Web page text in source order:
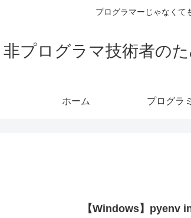
プログラマーじゃなくて
非プログラマ技術者の
ホーム プログラ
【Windows】pyenv